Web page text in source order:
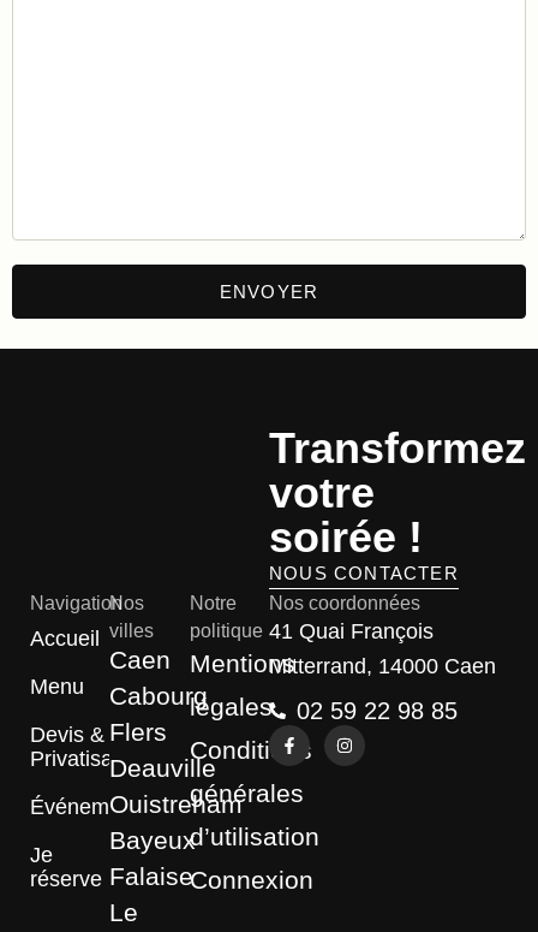
Transformez
votre
soirée !
NOUS CONTACTER
Navigation
Accueil
Menu
Devis &
Privatisation
Événements
Je
réserve
Nos
villes
Caen
Cabourg
Flers
Deauville
Ouistreham
Bayeux
Falaise
Le
Notre
politique
Mentions
légales
Conditions
générales
d’utilisation
Connexion
Nos coordonnées
41 Quai François
Mitterrand, 14000 Caen
02 59 22 98 85